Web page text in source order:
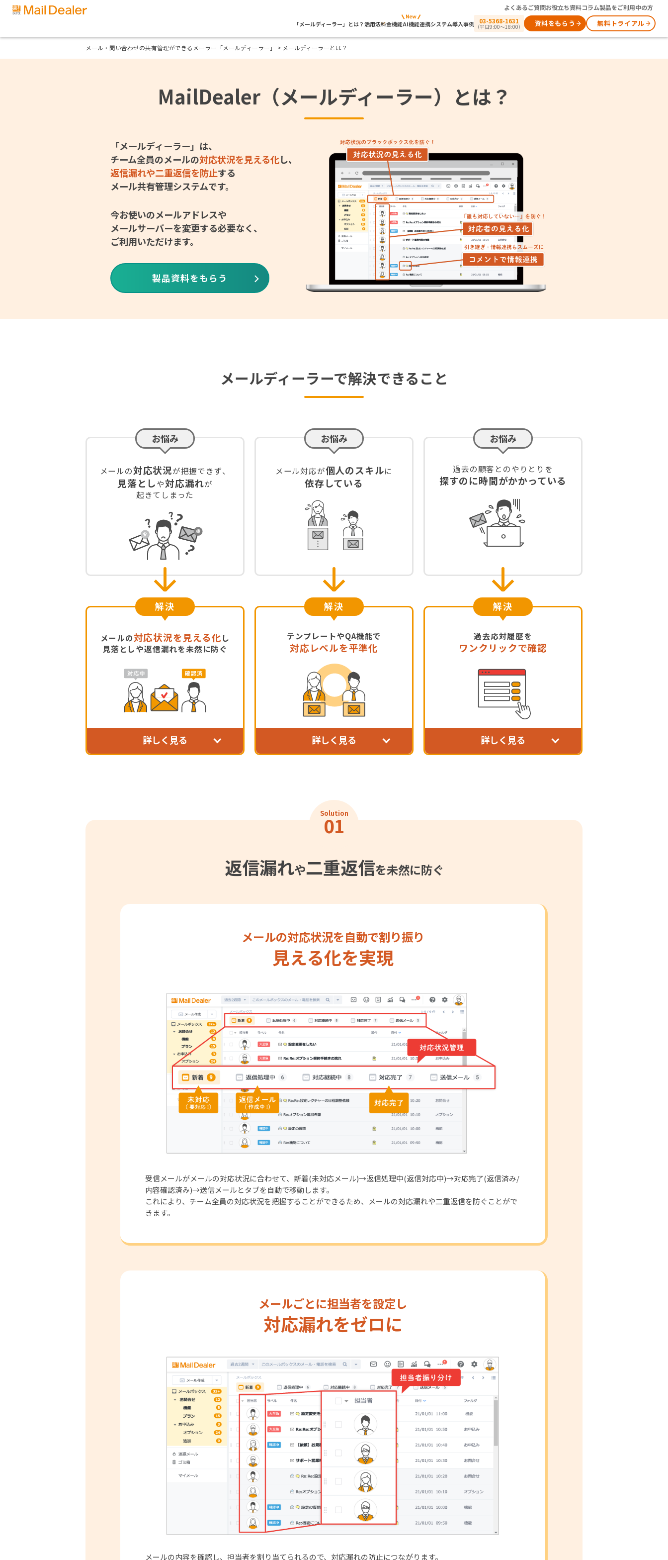
よくあるご質問お役立ち資料コラム製品をご利用中の方
「メールディーラー」とは？活用法料金機能AI機能連携システム導入事例 03-5368-1631
（平日9:00～18:00） 資料をもらう 無料トライアル
メール・問い合わせの共有管理ができるメーラー「メールディーラー」 > メールディーラーとは？
MailDealer（メールディーラー）とは？
「メールディーラー」は、
チーム全員のメールの対応状況を見える化し、
返信漏れや二重返信を防止する
メール共有管理システムです。
今お使いのメールアドレスや
メールサーバーを変更する必要なく、
ご利用いただけます。
製品資料をもらう
メールディーラーで解決できること
お悩み
メールの対応状況が把握できず、
見落としや対応漏れが
起きてしまった
解決
メールの対応状況を見える化 し
見落としや返信漏れを未然に防ぐ
詳しく見る
お悩み
メール対応が個人のスキルに
依存している
解決
テンプレートやQA機能で
対応レベルを平準化
詳しく見る
お悩み
過去の顧客とのやりとりを
探すのに時間がかかっている
解決
過去応対履歴を
ワンクリックで確認
詳しく見る
Solution
01
返信漏れや二重返信を未然に防ぐ
メールの対応状況を自動で割り振り
見える化を実現
受信メールがメールの対応状況に合わせて、新着(未対応メール)→返信処理中(返信対応中)→対応完了(返信済み/
内容確認済み)→送信メールとタブを自動で移動します。
これにより、チーム全員の対応状況を把握することができるため、メールの対応漏れや二重返信を防ぐことがで
きます。
メールごとに担当者を設定し
対応漏れをゼロに
メールの内容を確認し、担当者を割り当てられるので、対応漏れの防止につながります。